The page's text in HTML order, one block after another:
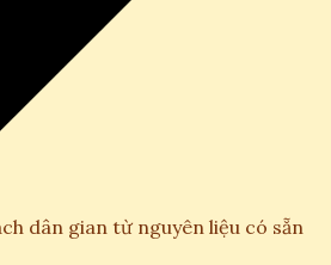
dân gian từ nguyên liệu có sẵn